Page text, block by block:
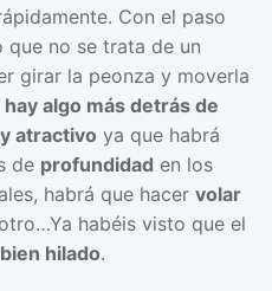
Con el paso
no se trata de un
girar la peonza y moverla
hay algo más detrás de
atractivo ya que habrá
de profundidad en los
habrá que hacer volar
habéis visto que el
bien hilado.